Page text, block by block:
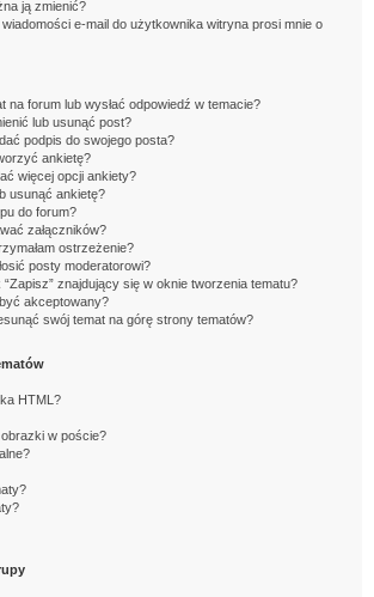
ją zmienić?
wiadomości e-mail do użytkownika witryna prosi mnie o
na forum lub wysłać odpowiedź w temacie?
lub usunąć post?
podpis do swojego posta?
ankietę?
więcej opcji ankiety?
usunąć ankietę?
do forum?
załączników?
ostrzeżenie?
posty moderatorowi?
znajdujący się w oknie tworzenia tematu?
akceptowany?
swój temat na górę strony tematów?
HTML?
w poście?